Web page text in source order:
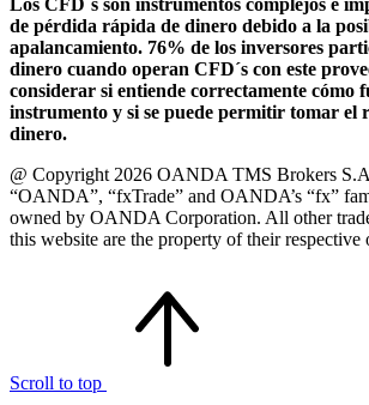
Los CFD´s son instrumentos complejos e
de pérdida rápida de dinero debido a la
apalancamiento. 76% de los inversores
dinero cuando operan CFD´s con este
considerar si entiende correctamente cómo
instrumento y si se puede permitir tomar el
dinero.
@ Copyright 2026 OANDA TMS Brokers
“OANDA”, “fxTrade” and OANDA’s “fx”
owned by OANDA Corporation. All other
this website are the property of their respective
Scroll to top